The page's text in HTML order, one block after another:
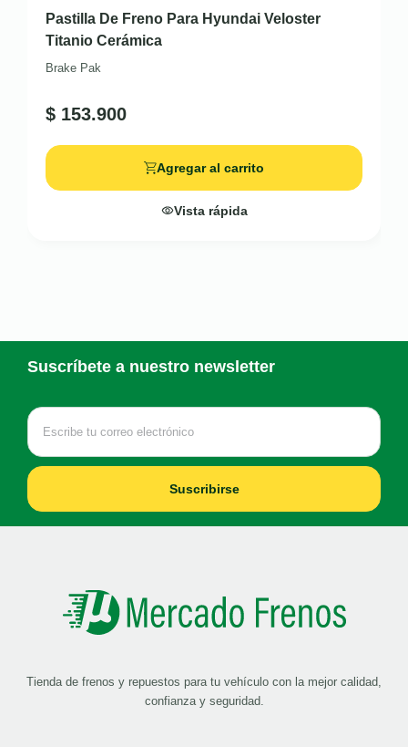
Pastilla De Freno Para Hyundai Veloster
Titanio Cerámica
Brake Pak
$ 153.900
Agregar al carrito
Vista rápida
Suscríbete a nuestro newsletter
Suscribirse
Tienda de frenos y repuestos para tu vehículo con la mejor calidad,
confianza y seguridad.